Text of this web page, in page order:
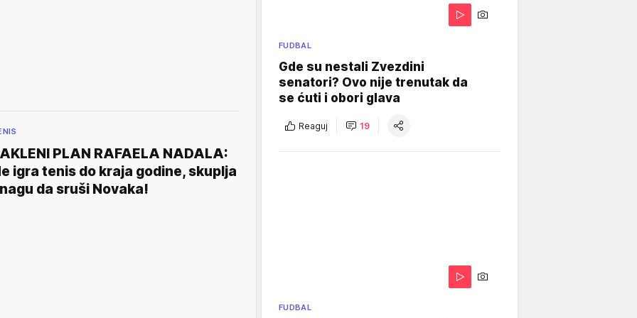
PLAN RAFAELA NADALA:
igra tenis do kraja godine, skuplja
da sruši Novaka!
FUDBAL
Gde su nestali Zvezdini
senatori? Ovo nije trenutak da
se ćuti i obori glava
Reaguj 19
FUDBAL